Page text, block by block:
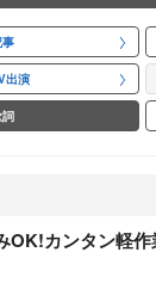
出演
OK!カンタン軽